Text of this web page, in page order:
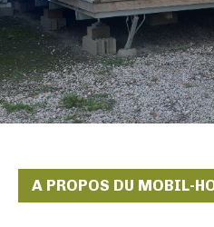
A PROPOS DU MOBIL-